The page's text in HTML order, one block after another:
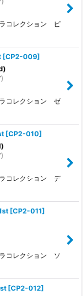
コレクション ピ
[CP2-009]
)
コレクション ゼ
[CP2-010]
)
コレクション デ
[CP2-011]
コレクション ソ
[CP2-012]